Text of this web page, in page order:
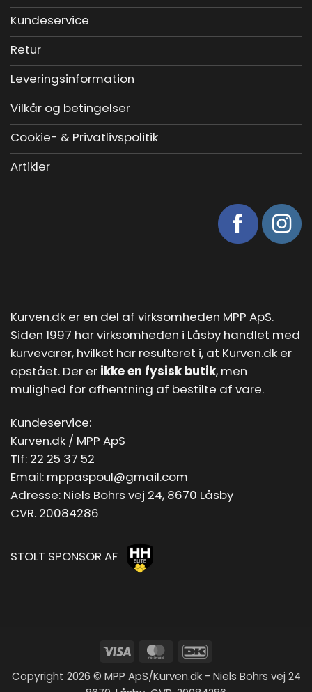
Kurven.dk er en del af virksomheden MPP ApS.
Siden 1997 har virksomheden i Låsby handlet med
kurvevarer, hvilket har resulteret i, at Kurven.dk er
opstået. Der er ikke en fysisk butik, men
mulighed for afhentning af bestilte af vare.
Kundeservice:
Kurven.dk / MPP ApS
Tlf: 22 25 37 52
Email: mppaspoul@gmail.com
Adresse: Niels Bohrs vej 24, 8670 Låsby
CVR. 20084286
STOLT SPONSOR AF
Kundeservice
Retur
Leveringsinformation
Vilkår og betingelser
Cookie- & Privatlivspolitik
Artikler
Visa MasterCard
Copyright 2026 © MPP ApS/Kurven.dk - Niels Bohrs vej 24